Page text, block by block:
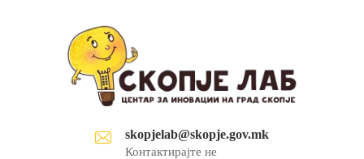
skopjelab@skopje.gov.mk
Контактирајте не